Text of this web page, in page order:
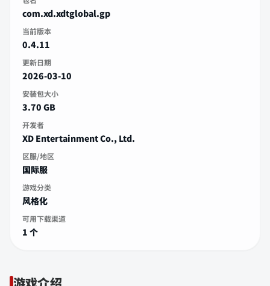
com.xd.xdtglobal.gp
当前版本
0.4.11
更新日期
2026-03-10
安装包大小
3.70 GB
开发者
XD Entertainment Co., Ltd.
区服/地区
国际服
游戏分类
风格化
可用下载渠道
1 个